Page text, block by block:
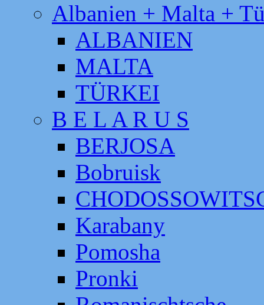
Albanien + Malta +
ALBANIEN
MALTA
TÜRKEI
B E L A R U S
BERJOSA
Bobruisk
Karabany
Pomosha
Pronki